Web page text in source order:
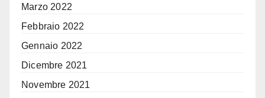
Marzo 2022
Febbraio 2022
Gennaio 2022
Dicembre 2021
Novembre 2021